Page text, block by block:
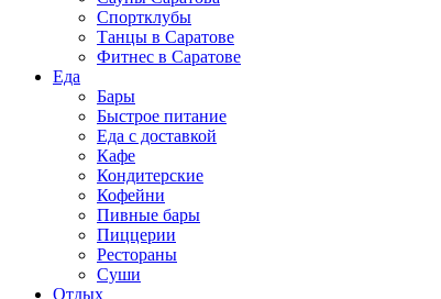
Спортклубы
Танцы в Саратове
Фитнес в Саратове
Еда
Бары
Быстрое питание
Еда с доставкой
Кафе
Кондитерские
Кофейни
Пивные бары
Пиццерии
Рестораны
Суши
Отдых